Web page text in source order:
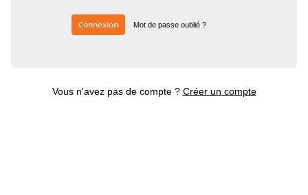
Connexion Mot de passe oublié ?
Vous n'avez pas de compte ? Créer un compte